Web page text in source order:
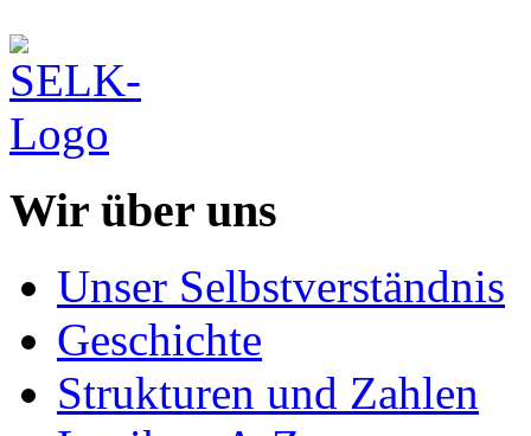
Wir über uns
Unser Selbstverständnis
Geschichte
Strukturen und Zahlen